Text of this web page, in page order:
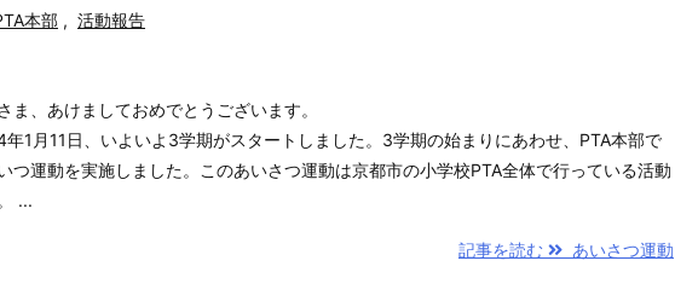
本部 , 活動報告
ま、あけましておめでとうございます。
年1月11日、いよいよ3学期がスタートしました。3学期の始まりにあわせ、PTA本部で
つ運動を実施しました。このあいさつ運動は京都市の小学校PTA全体で行っている活動
...
記事を読む あいさつ運動